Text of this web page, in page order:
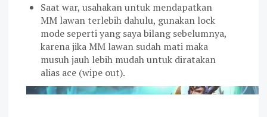
Saat war, usahakan untuk mendapatkan
MM lawan terlebih dahulu, gunakan lock
mode seperti yang saya bilang sebelumnya,
karena jika MM lawan sudah mati maka
musuh jauh lebih mudah untuk diratakan
alias ace (wipe out).